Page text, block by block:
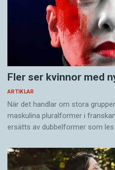
Fler ser kvinnor med
ARTIKLAR
När det handlar om stora
maskulina pluralformer i
ersätts av dubbel­former som